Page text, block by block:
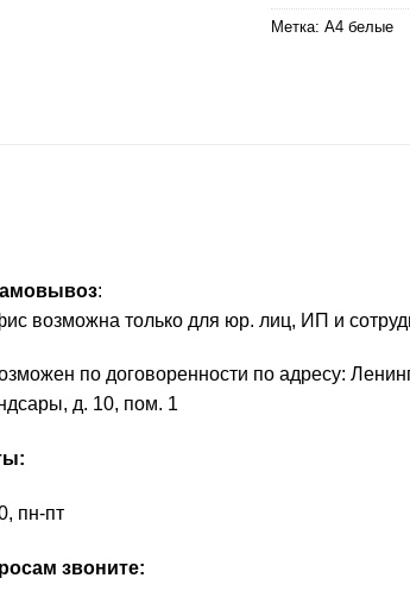
Метка: А4 белые
:
возможна только для юр. лиц, ИП и
по договоренности по адресу:
д. 10, пом. 1
пн-пт
звоните: